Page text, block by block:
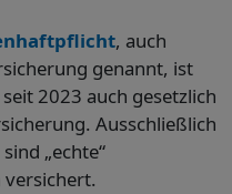
, auch
genannt, ist
2023 auch gesetzlich
Ausschließlich
„echte“
versichert.